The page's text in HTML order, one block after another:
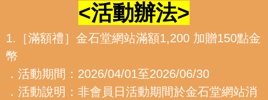
<活動辦法>
1.［滿額禮］金石堂網站滿額1,200 加贈150點金
幣
．活動期間：2026/04/01至2026/06/30
．活動說明：非會員日活動期間於金石堂網站消